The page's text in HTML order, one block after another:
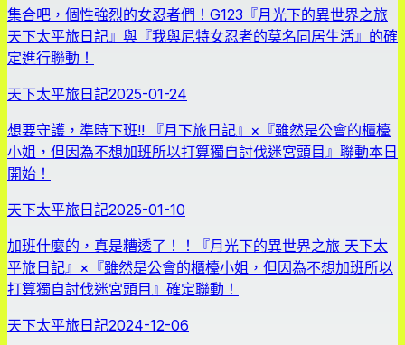
集合吧，個性強烈的女忍者們！G123『月光下的異世界之旅
天下太平旅日記』與『我與尼特女忍者的莫名同居生活』的確
定進行聯動！
天下太平旅日記2025-01-24
想要守護，準時下班!! 『月下旅日記』×『雖然是公會的櫃檯
小姐，但因為不想加班所以打算獨自討伐迷宮頭目』聯動本日
開始！
天下太平旅日記2025-01-10
加班什麼的，真是糟透了！！『月光下的異世界之旅 天下太
平旅日記』×『雖然是公會的櫃檯小姐，但因為不想加班所以
打算獨自討伐迷宮頭目』確定聯動！
天下太平旅日記2024-12-06